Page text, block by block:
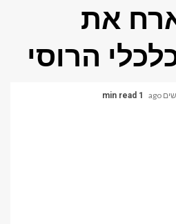
את
הרוסי
1 min read